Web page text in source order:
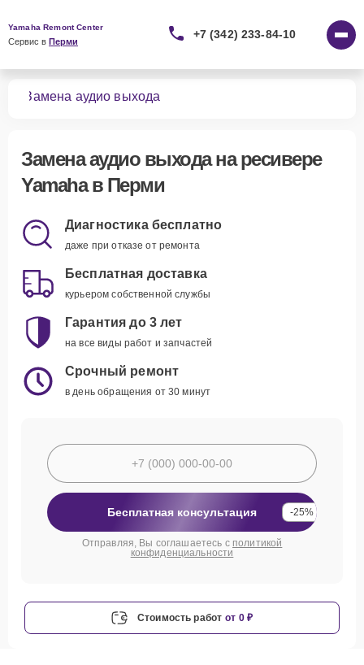
Yamaha Remont Center
Сервис в Перми
+7 (342) 233-84-10
Замена аудио выхода
Замена аудио выходана ресивере
Yamaha в Перми
Диагностика бесплатно
даже при отказе от ремонта
Бесплатная доставка
курьером собственной службы
Гарантия до 3 лет
на все виды работ и запчастей
Срочный ремонт
в день обращения от 30 минут
Бесплатная консультация -25%
Отправляя, Вы соглашаетесь с политикой
конфиденциальности
Стоимость работ от 0 ₽